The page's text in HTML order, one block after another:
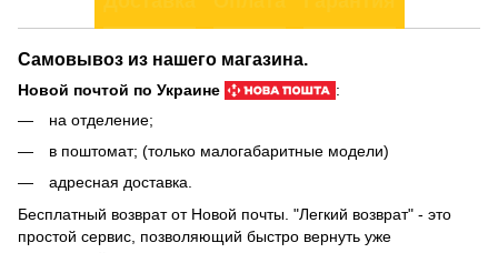
Самовывоз из нашего магазина.
Новой почтой по Украине
:
на отделение;
в поштомат; (только малогабаритные модели)
адресная доставка.
Бесплатный возврат от Новой почты. "Легкий возврат" - это
простой сервис, позволяющий быстро вернуть уже